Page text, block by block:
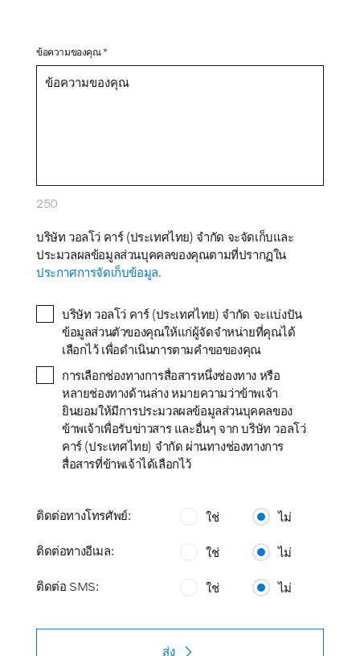
ข้อความของคุณ *
250
บริษัท วอลโว่ คาร์ (ประเทศไทย) จำกัด จะจัดเก็บและ
ประมวลผลข้อมูลส่วนบุคคลของคุณตามที่ปรากฏใน
ประกาศการจัดเก็บข้อมูล.
บริษัท วอลโว่ คาร์ (ประเทศไทย) จำกัด จะแบ่งปัน
ข้อมูลส่วนตัวของคุณให้แก่ผู้จัดจำหน่ายที่คุณได้
เลือกไว้ เพื่อดำเนินการตามคำขอของคุณ
การเลือกช่องทางการสื่อสารหนึ่งช่องทาง หรือ
หลายช่องทางด้านล่าง หมายความว่าข้าพเจ้า
ยินยอมให้มีการประมวลผลข้อมูลส่วนบุคคลของ
ข้าพเจ้าเพื่อรับข่าวสาร และอื่นๆ จาก บริษัท วอลโว่
คาร์ (ประเทศไทย) จำกัด ผ่านทางช่องทางการ
สื่อสารที่ข้าพเจ้าได้เลือกไว้
ติดต่อทางโทรศัพย์: ใช่ ไม่
ติดต่อทางอีเมล: ใช่ ไม่
ติดต่อ SMS: ใช่ ไม่
ส่ง